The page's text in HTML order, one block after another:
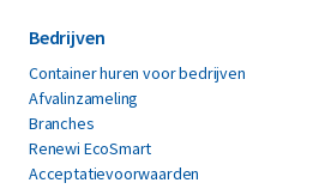
Bedrijven
Container huren voor bedrijven
Afvalinzameling
Branches
Renewi EcoSmart
Acceptatievoorwaarden